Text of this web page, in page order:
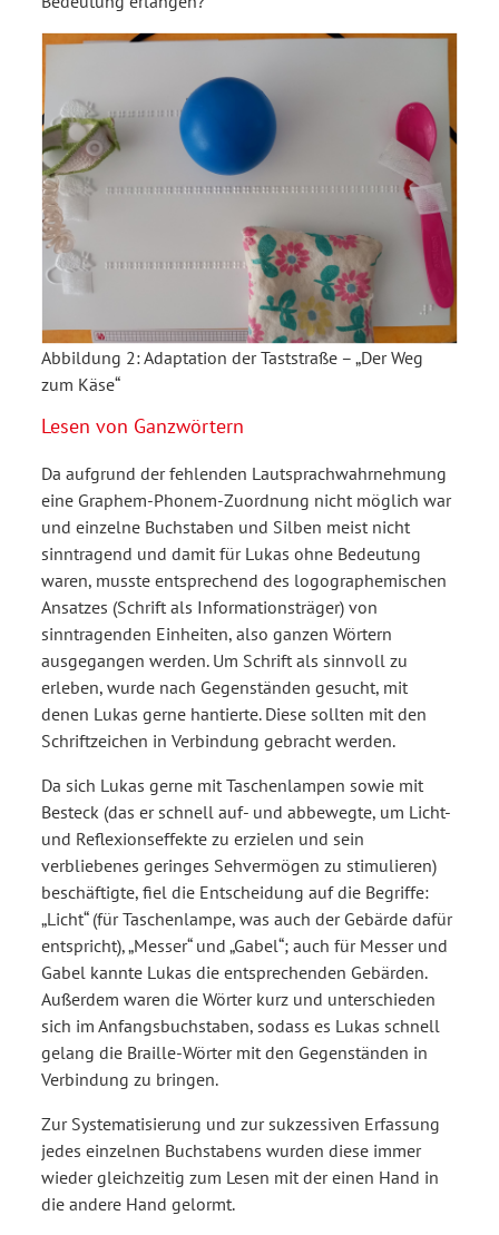
Abbildung 2:Adaptation der Taststraße – „Der Weg
zum Käse“
Lesen von Ganzwörtern
Da aufgrund der fehlenden Lautsprachwahrnehmung
eine Graphem-Phonem-Zuordnung nicht möglich war
und einzelne Buchstaben und Silben meist nicht
sinntragend und damit für Lukas ohne Bedeutung
waren, musste entsprechend des logographemischen
Ansatzes (Schrift als Informationsträger) von
sinntragenden Einheiten, also ganzen Wörtern
ausgegangen werden. Um Schrift als sinnvoll zu
erleben, wurde nach Gegenständen gesucht, mit
denen Lukas gerne hantierte. Diese sollten mit den
Schriftzeichen in Verbindung gebracht werden.
Da sich Lukas gerne mit Taschenlampen sowie mit
Besteck (das er schnell auf- und ab­bewegte, um Licht-
und Reflexionseffekte zu erzielen und sein
verbliebenes geringes Sehvermögen zu stimulieren)
beschäftigte, fiel die Entscheidung auf die Begriffe:
„Licht“ (für Taschenlampe, was auch der Gebärde dafür
entspricht), „Messer“ und „Gabel“; auch für Messer und
Gabel kannte Lukas die entsprechenden Gebärden.
Außerdem waren die Wörter kurz und unterschieden
sich im Anfangsbuchstaben, sodass es Lukas schnell
gelang die Braille-Wörter mit den Gegenständen in
Verbindung zu bringen.
Zur Systematisierung und zur sukzessiven Erfassung
jedes einzelnen Buchstabens wurden diese immer
wieder gleichzeitig zum Lesen mit der einen Hand in
die andere Hand gelormt.